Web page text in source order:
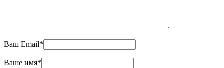
Ваш Email*
Ваше имя*